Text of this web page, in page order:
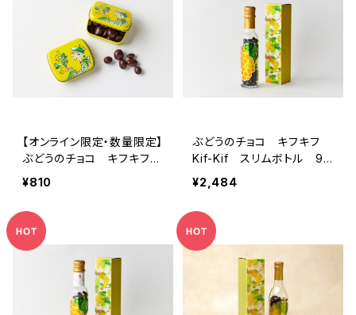
【オンライン限定・数量限定】
ぶどうのチョコ キフキフ
ミニ缶（ジュランソン）
¥810
ぶどうのチョコ キフキフ
Kif-Kif スリムボトル 95
g
¥2,484